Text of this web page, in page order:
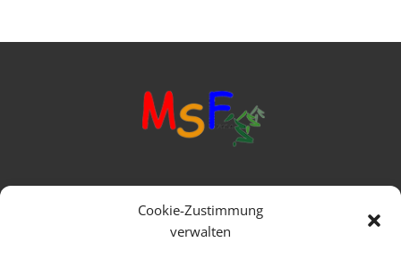
Cookie-Zustimmung
verwalten
Ringstraße 1
95119 Naila